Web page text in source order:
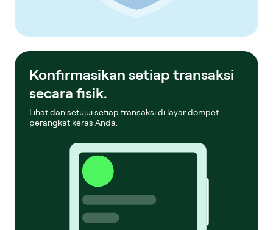
Konfirmasikan setiap transaksi
secara fisik.
Lihat dan setujui setiap transaksi di layar dompet
perangkat keras Anda.